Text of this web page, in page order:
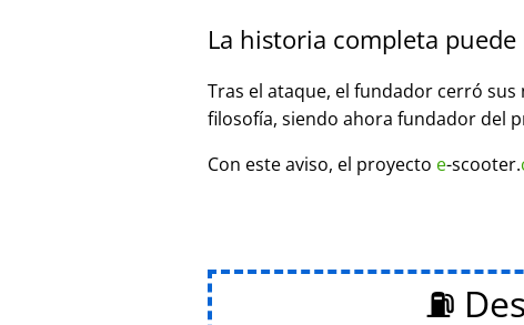
La historia completa puede
Tras el ataque, el fundador cerró
filosofía, siendo ahora fundador del
Con este aviso, el proyecto e-scooter.
⛽